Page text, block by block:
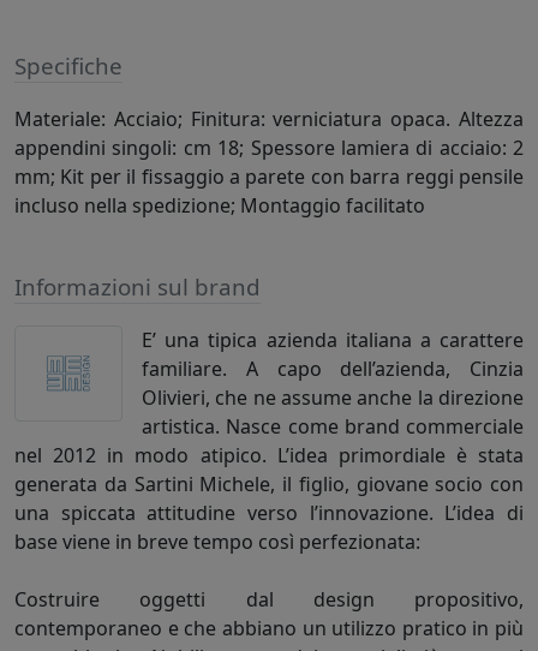
Specifiche
Materiale: Acciaio; Finitura: verniciatura opaca. Altezza
appendini singoli: cm 18; Spessore lamiera di acciaio: 2
mm; Kit per il fissaggio a parete con barra reggi pensile
incluso nella spedizione; Montaggio facilitato
Informazioni sul brand
E’ una tipica azienda italiana a carattere
familiare. A capo dell’azienda, Cinzia
Olivieri, che ne assume anche la direzione
artistica. Nasce come brand commerciale
nel 2012 in modo atipico. L’idea primordiale è stata
generata da Sartini Michele, il figlio, giovane socio con
una spiccata attitudine verso l’innovazione. L’idea di
base viene in breve tempo così perfezionata:
Costruire oggetti dal design propositivo,
contemporaneo e che abbiano un utilizzo pratico in più